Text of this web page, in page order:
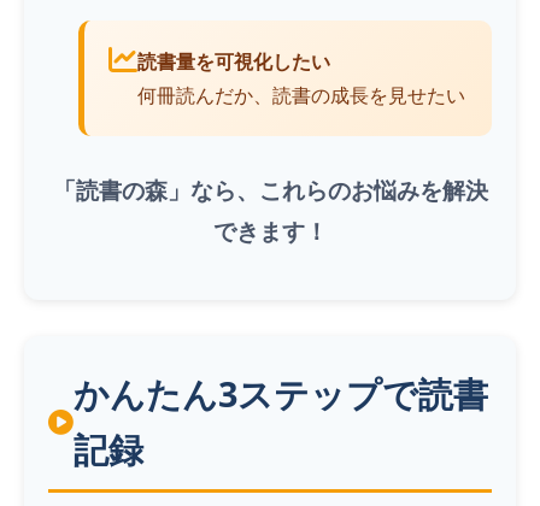
読書量を可視化したい
何冊読んだか、読書の成長を見せたい
「読書の森」なら、これらのお悩みを解決
できます！
かんたん3ステップで読書
記録